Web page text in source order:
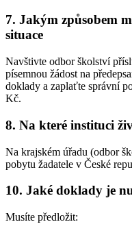
7. Jakým způsobem
situace
Navštivte odbor školství
písemnou žádost na
doklady a zaplaťte správní
Kč.
8. Na které instituci
Na krajském úřadu (odbor
pobytu žadatele v České
10. Jaké doklady je
Musíte předložit: